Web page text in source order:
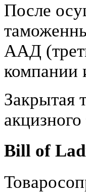
После
ААД
компании
Закрытая
Bill of